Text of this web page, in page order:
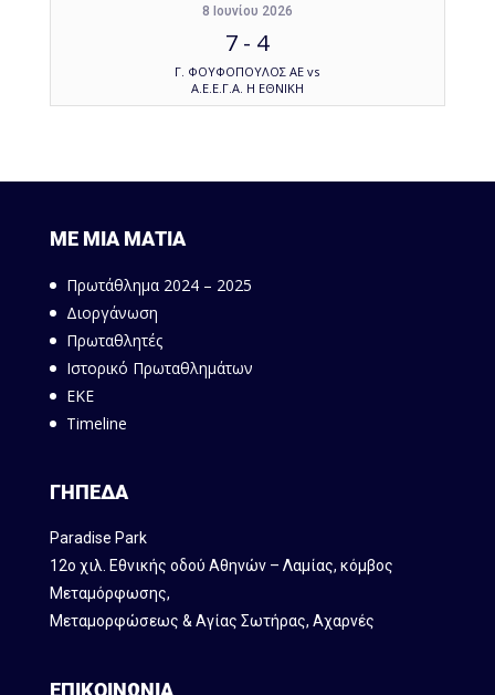
8 Ιουνίου 2026
7 - 4
Γ. ΦΟΥΦΟΠΟΥΛΟΣ ΑΕ vs
Α.Ε.Ε.Γ.Α. Η ΕΘΝΙΚΗ
ΜΕ ΜΙΑ ΜΑΤΙΑ
Πρωτάθλημα 2024 – 2025
Διοργάνωση
Πρωταθλητές
Ιστορικό Πρωταθλημάτων
ΕΚΕ
Timeline
ΓΗΠΕΔΑ
Paradise Park
12ο χιλ. Εθνικής οδού Αθηνών – Λαμίας, κόμβος
Mεταμόρφωσης,
Μεταμορφώσεως & Αγίας Σωτήρας, Αχαρνές